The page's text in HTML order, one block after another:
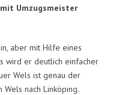
Umzugsmeister
aber mit Hilfe eines
wird er deutlich einfacher
Wels ist genau der
nach Linköping.